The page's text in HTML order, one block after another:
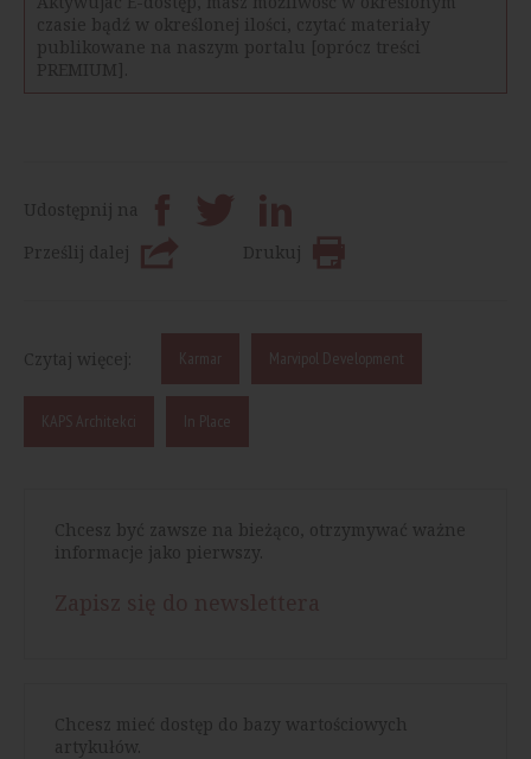
czasie bądź w określonej ilości, czytać materiały
publikowane na naszym portalu [oprócz treści
PREMIUM].
Udostępnij na
Prześlij dalej
Drukuj
Czytaj więcej: Karmar Marvipol Development
KAPS Architekci In Place
Chcesz być zawsze na bieżąco, otrzymywać ważne
informacje jako pierwszy.
Chcesz mieć dostęp do bazy wartościowych
artykułów.